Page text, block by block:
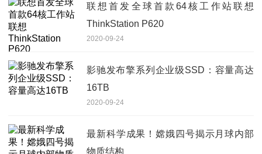
联想首发全球首款64核工作站联想
ThinkStation P620
2020-09-24
影驰发布擎系列企业级SSD：容量高达
16TB
2020-09-24
最新科学成果！嫦娥四号揭示月球内部
物质结构